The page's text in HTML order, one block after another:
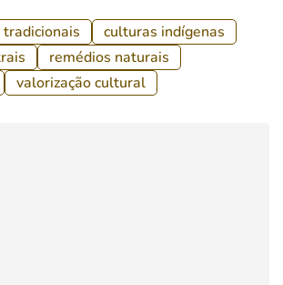
culturas indígenas
remédios naturais
valorização cultural